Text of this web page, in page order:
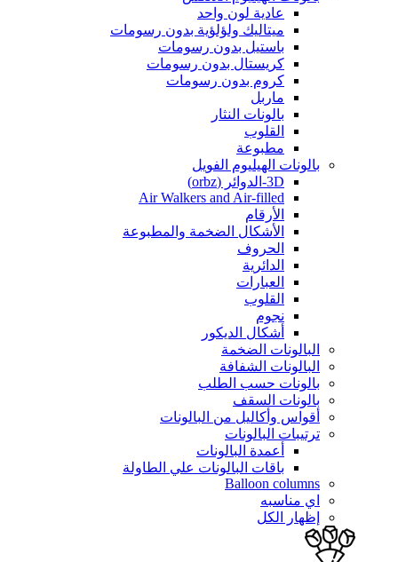
عادية لون واحد
ميتاليك ولؤلؤية بدون رسومات
باستيل بدون رسومات
كريستال بدون رسومات
كروم بدون رسومات
ماربل
بالونات النثار
القلوب
مطبوعة
بالونات الهيليوم الفويل
3D-الدوائر (orbz)
Air Walkers and Air-filled
الأرقام
الأشكال الضخمة والمطبوعة
الحروف
الدائرية
العبارات
القلوب
نجوم
أشكال الديكور
البالونات الضخمة
البالونات الشفافة
بالونات حسب الطلب
بالونات السقف
أقواس وأكاليل من البالونات
ترتيبات البالونات
أعمدة البالونات
باقات البالونات علي الطاولة
Balloon columns
اي مناسبه
إظهار الكل